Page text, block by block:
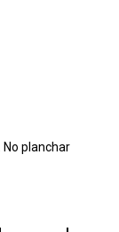
planchar